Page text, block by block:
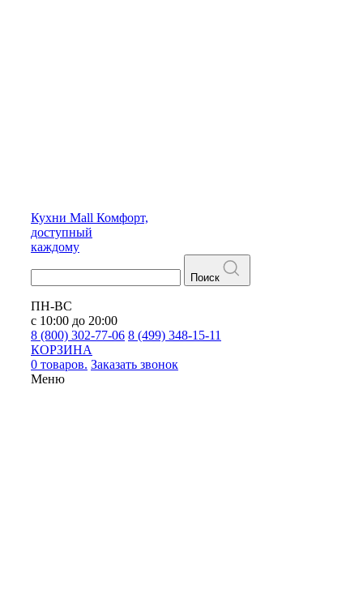
Кухни Mall Комфорт,
доступный
каждому
Поиск
ПН-ВС
с 10:00 до 20:00
8 (800) 302-77-06 8 (499) 348-15-11
КОРЗИНА
0 товаров. Заказать звонок
Меню